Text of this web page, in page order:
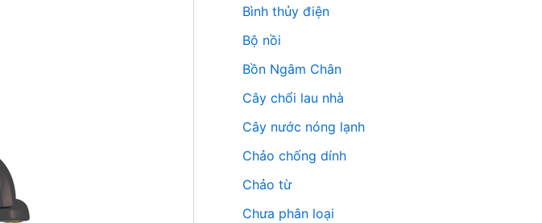
Bình thủy điện
Bộ nồi
Bồn Ngâm Chân
Cây chổi lau nhà
Cây nước nóng lạnh
Chảo chống dính
Chảo từ
Chưa phân loại